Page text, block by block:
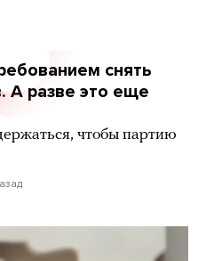
снять
А разве это еще
чтобы партию